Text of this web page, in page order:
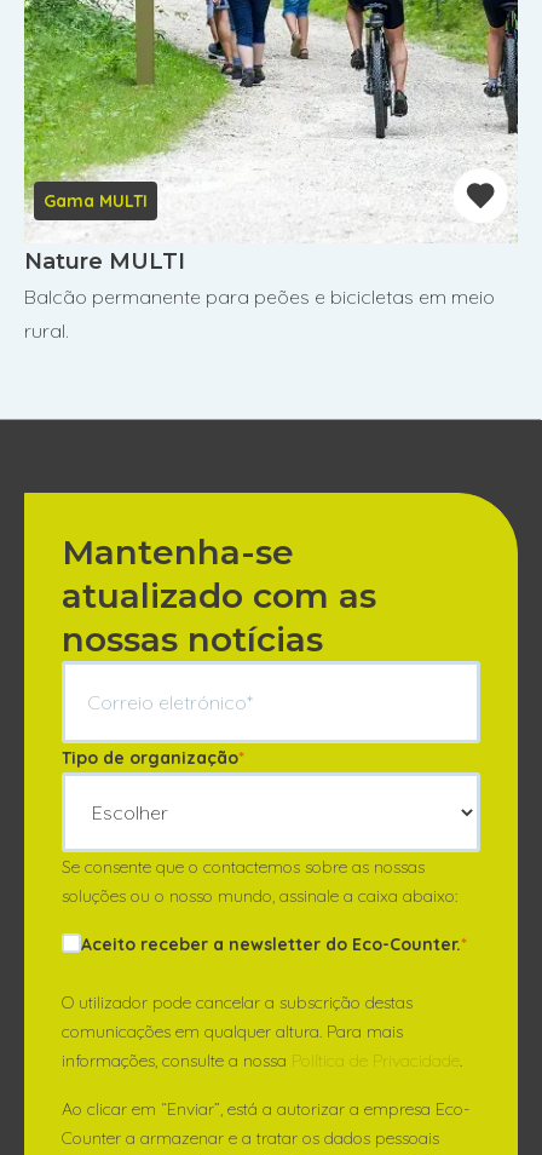
Gama MULTI
Nature MULTI
Balcão permanente para peões e bicicletas em meio
rural.
Mantenha-se
atualizado com as
nossas notícias
Tipo de organização*
Se consente que o contactemos sobre as nossas
soluções ou o nosso mundo, assinale a caixa abaixo:
Aceito receber a newsletter do Eco-Counter.*
O utilizador pode cancelar a subscrição destas
comunicações em qualquer altura. Para mais
informações, consulte a nossa Política de Privacidade.
Ao clicar em “Enviar”, está a autorizar a empresa Eco-
Counter a armazenar e a tratar os dados pessoais